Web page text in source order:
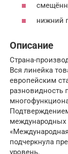
нижний
Описание
Страна-
Вся линейка
европейским
разновидность
международных
подчеркнула
уровень.